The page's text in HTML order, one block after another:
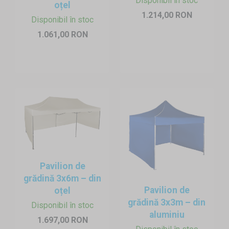
oțel
Disponibil în stoc
1.061,00 RON
1.214,00 RON
Pavilion de
grădină 3x6m – din
oțel
Disponibil în stoc
1.697,00 RON
Pavilion de
grădină 3x3m – din
aluminiu